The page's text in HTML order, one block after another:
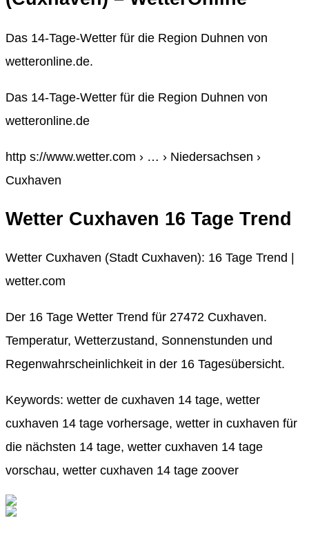
Das 14-Tage-Wetter für die Region Duhnen von
wetteronline.de.
Das 14-Tage-Wetter für die Region Duhnen von
wetteronline.de
http s://www.wetter.com › … › Niedersachsen ›
Cuxhaven
Wetter Cuxhaven 16 Tage Trend
Wetter Cuxhaven (Stadt Cuxhaven): 16 Tage Trend |
wetter.com
Der 16 Tage Wetter Trend für 27472 Cuxhaven.
Temperatur, Wetterzustand, Sonnenstunden und
Regenwahrscheinlichkeit in der 16 Tagesübersicht.
Keywords: wetter de cuxhaven 14 tage, wetter
cuxhaven 14 tage vorhersage, wetter in cuxhaven für
die nächsten 14 tage, wetter cuxhaven 14 tage
vorschau, wetter cuxhaven 14 tage zoover